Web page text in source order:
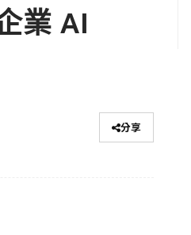
業 AI
分享